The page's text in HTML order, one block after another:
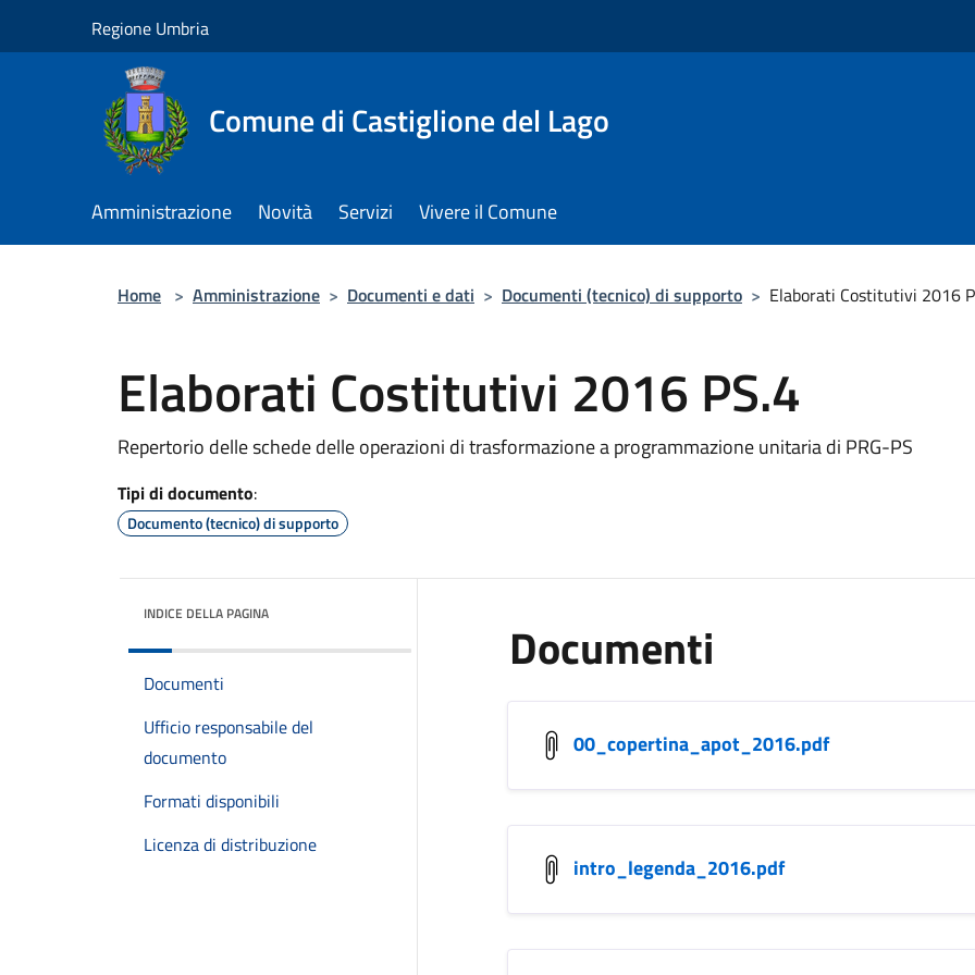
Regione Umbria
Comune di Castiglione del Lago
Amministrazione Novità Servizi Vivere il Comune
Home > Amministrazione > Documenti e dati > Documenti (tecnico) di supporto > Elaborati Costitutivi 2016
Elaborati Costitutivi 2016 PS.4
Repertorio delle schede delle operazioni di trasformazione a programmazione unitaria di PRG-PS
Tipi di documento:
Documento (tecnico) di supporto
INDICE DELLA PAGINA
Documenti
Ufficio responsabile del
documento
Formati disponibili
Licenza di distribuzione
Documenti
00_copertina_apot_2016.pdf
intro_legenda_2016.pdf